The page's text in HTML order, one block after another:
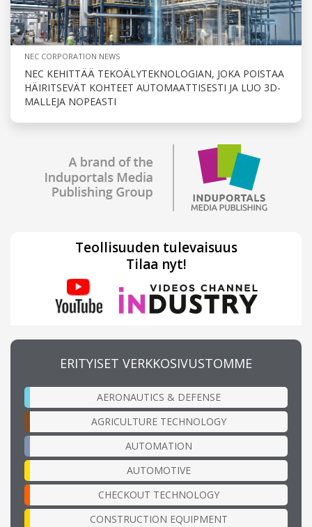
NEC CORPORATION NEWS
NEC KEHITTÄÄ TEKOÄLYTEKNOLOGIAN, JOKA POISTAA
HÄIRITSEVÄT KOHTEET AUTOMAATTISESTI JA LUO 3D-
MALLEJA NOPEASTI
Teollisuuden tulevaisuus
Tilaa nyt!
ERITYISET VERKKOSIVUSTOMME
AERONAUTICS & DEFENSE
AGRICULTURE TECHNOLOGY
AUTOMATION
AUTOMOTIVE
CHECKOUT TECHNOLOGY
CONSTRUCTION EQUIPMENT